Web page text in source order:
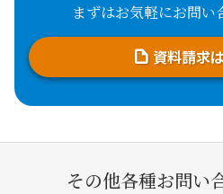
まずはお気軽にお問い
資料請求
その他各種お問い